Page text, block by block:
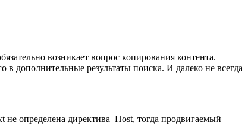
возникает вопрос копирования контента.
дополнительные результаты поиска. И далеко не всегда
не определена директива Host, тогда продвигаемый